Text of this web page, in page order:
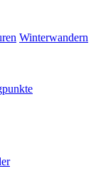
Winterwandern